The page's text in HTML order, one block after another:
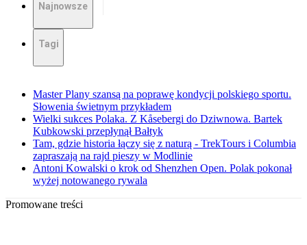
Najnowsze
Tagi
Master Plany szansą na poprawę kondycji polskiego sportu.
Słowenia świetnym przykładem
Wielki sukces Polaka. Z Kåsebergi do Dziwnowa. Bartek
Kubkowski przepłynął Bałtyk
Tam, gdzie historia łączy się z naturą - TrekTours i Columbia
zapraszają na rajd pieszy w Modlinie
Antoni Kowalski o krok od Shenzhen Open. Polak pokonał
wyżej notowanego rywala
Promowane treści